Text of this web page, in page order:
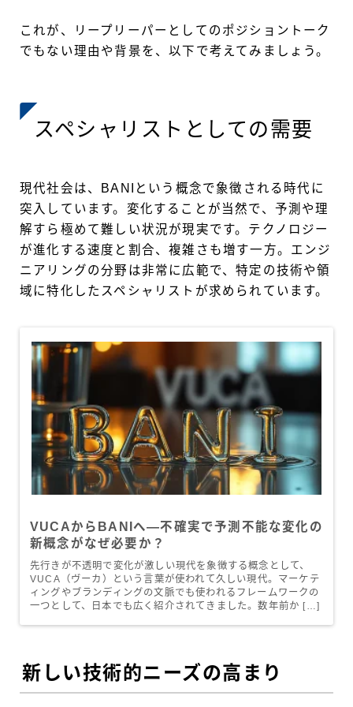
これが、リープリーパーとしてのポジショントーク
でもない理由や背景を、以下で考えてみましょう。
スペシャリストとしての需要
現代社会は、BANIという概念で象徴される時代に
突入しています。変化することが当然で、予測や理
解すら極めて難しい状況が現実です。テクノロジー
が進化する速度と割合、複雑さも増す一方。エンジ
ニアリングの分野は非常に広範で、特定の技術や領
域に特化したスペシャリストが求められています。
VUCAからBANIへ—不確実で予測不能な変化の
新概念がなぜ必要か？
先行きが不透明で変化が激しい現代を象徴する概念として、
VUCA（ヴーカ）という言葉が使われて久しい現代。マーケテ
ィングやブランディングの文脈でも使われるフレームワークの
一つとして、日本でも広く紹介されてきました。数年前か […]
新しい技術的ニーズの高まり